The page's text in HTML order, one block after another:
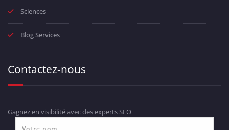
Sciences
Blog Services
Contactez-nous
Gagnez en visibilité avec des experts SEO